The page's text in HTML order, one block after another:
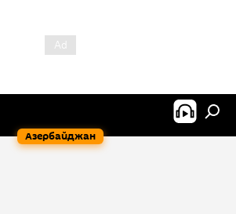
Азербайджан